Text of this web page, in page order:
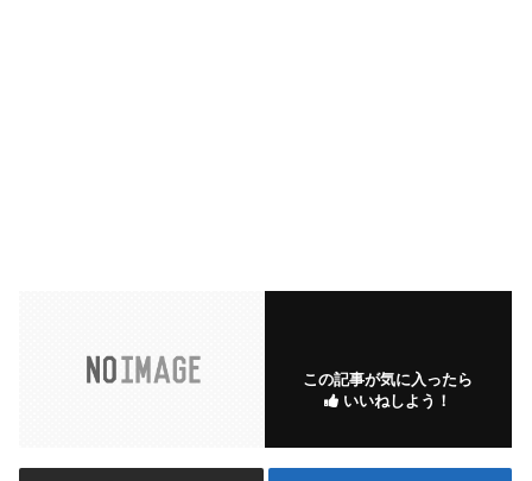
この記事が気に入ったら
いいねしよう！